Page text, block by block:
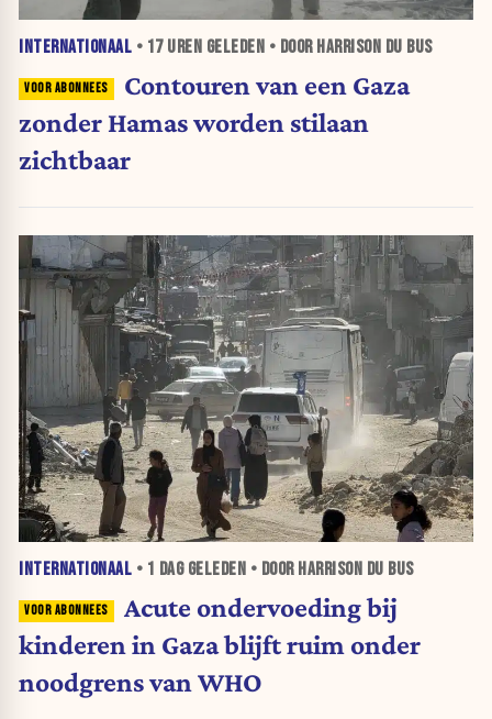
INTERNATIONAAL • 17 UREN GELEDEN • DOOR HARRISON DU BUS
Contouren van een Gaza
zonder Hamas worden stilaan
zichtbaar
INTERNATIONAAL • 1 DAGGELEDEN • DOOR HARRISON DU BUS
Acute ondervoeding bij
kinderen in Gaza blijft ruim onder
noodgrens van WHO